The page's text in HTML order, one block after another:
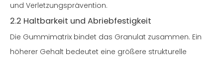
und Verletzungsprävention.
2.2 Haltbarkeit und Abriebfestigkeit
Die Gummimatrix bindet das Granulat zusammen. Ein
höherer Gehalt bedeutet eine größere strukturelle